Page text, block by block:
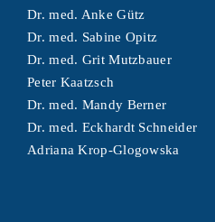
Dr. med. Anke Gütz
Dr. med. Sabine Opitz
Dr. med. Grit Mutzbauer
Peter Kaatzsch
Dr. med. Mandy Berner
Dr. med. Eckhardt Schneider
Adriana Krop-Glogowska